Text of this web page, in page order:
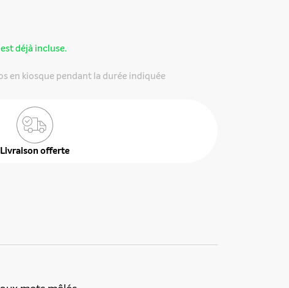
déjà incluse.
en kiosque pendant la durée indiquée
Livraison offerte